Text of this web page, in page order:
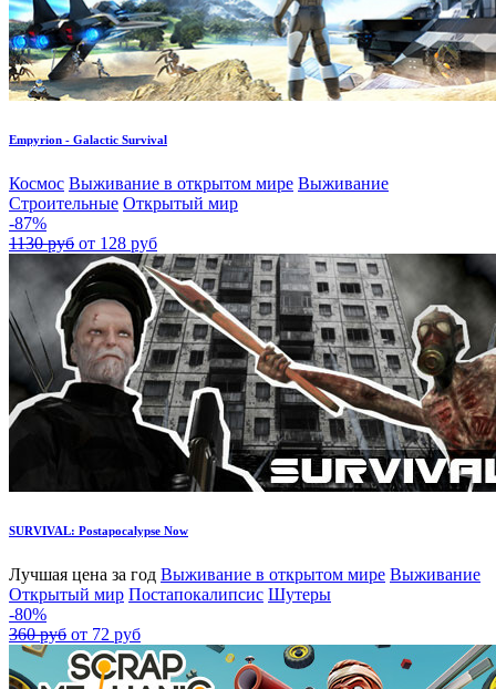
Empyrion - Galactic Survival
Космос Выживание в открытом мире Выживание
Строительные Открытый мир
-87%
1130 руб от 128 руб
SURVIVAL: Postapocalypse Now
Лучшая цена за год Выживание в открытом мире Выживание
Открытый мир Постапокалипсис Шутеры
-80%
360 руб от 72 руб